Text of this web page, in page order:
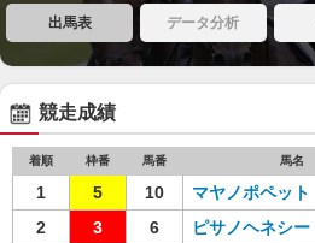
出馬表 データ分析
競走成績
着順 枠番 馬番 馬名
1 5 10 マヤノポペット
2
3 6 ピサノヘネシー